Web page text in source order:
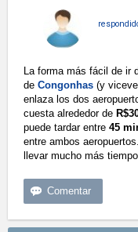
La forma más fácil de ir
de Congonhas (y
enlaza los dos
cuesta alrededor de
puede tardar entre 45
entre ambos
llevar mucho más